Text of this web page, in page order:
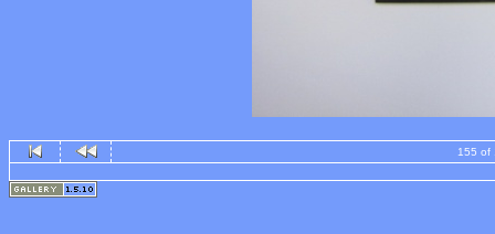
155 of